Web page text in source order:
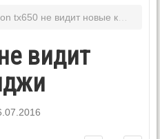
tx650 не видит новые катриджи
видит